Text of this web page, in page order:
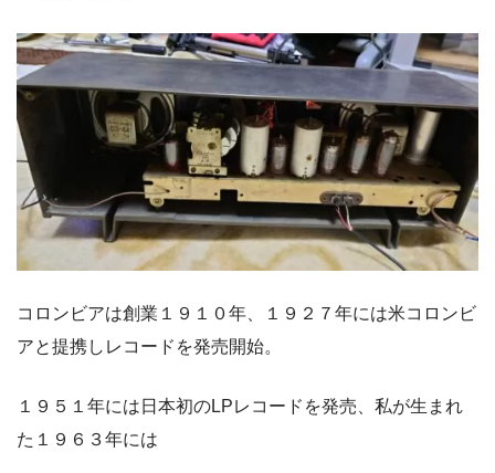
コロンビアは創業１９１０年、１９２７年には米コロンビ
アと提携しレコードを発売開始。
１９５１年には日本初のLPレコードを発売、私が生まれ
た１９６３年には